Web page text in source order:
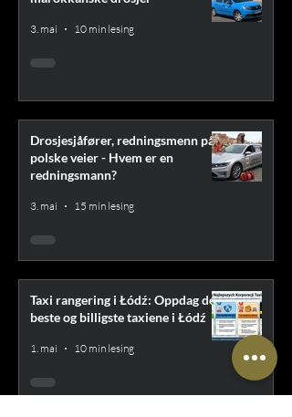
3. mai 10 min lesing
Drosjesjåfører, redningsmenn på
polske veier - Hvem er en
redningsmann?
3. mai 15 min lesing
Taxi rangering i Łódź: Oppdag de
beste og billigste taxiene i Łódź
1. mai 10 min lesing